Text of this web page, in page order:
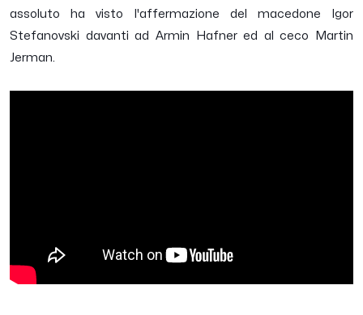
assoluto ha visto l'affermazione del macedone Igor
Stefanovski davanti ad Armin Hafner ed al ceco Martin
Jerman.